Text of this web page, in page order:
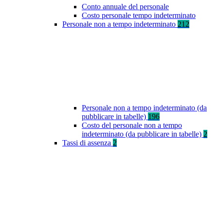
Conto annuale del personale
Costo personale tempo indeterminato
Personale non a tempo indeterminato 212
Personale non a tempo indeterminato (da
pubblicare in tabelle) 196
Costo del personale non a tempo
indeterminato (da pubblicare in tabelle) 2
Tassi di assenza 2